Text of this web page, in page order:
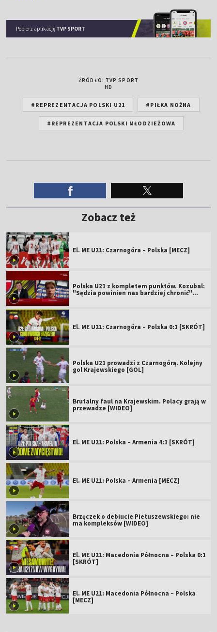
Pobierz aplikację TVP SPORT
ŹRÓDŁO: TVP SPORT
HD
#REPREZENTACJA POLSKI U21 #PIŁKA NOŻNA
#REPREZENTACJA POLSKI MŁODZIEŻOWA
Zobacz też
El. ME U21: Czarnogóra – Polska [MECZ]
Polska U21 z kompletem punktów. Kozubal:
"Sędzia powinien nas bardziej chronić"
El. ME U21: Czarnogóra – Polska 0:1 [SKRÓT]
Polska U21 prowadzi z Czarnogórą. Kolejny
gol Krajewskiego [GOL]
Brutalny faul na Krajewskim. Polacy grają w
przewadze [WIDEO]
El. ME U21: Polska – Armenia 4:1 [SKRÓT]
El. ME U21: Polska – Armenia [MECZ]
Brzęczek o debiucie Pietuszewskiego: nie
ma kompleksów [WIDEO]
El. ME U21: Macedonia Północna – Polska 0:1
[SKRÓT]
El. ME U21: Macedonia Północna – Polska
[MECZ]